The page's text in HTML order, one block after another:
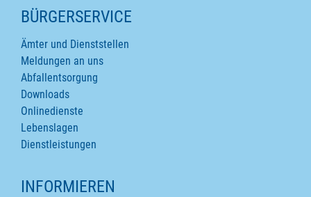
SEITENINHALTE
BÜRGERSERVICE
Ämter und Dienststellen
Meldungen an uns
Abfallentsorgung
Downloads
Onlinedienste
Lebenslagen
Dienstleistungen
INFORMIEREN